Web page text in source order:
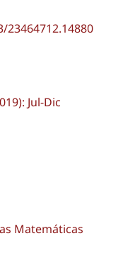
Jul-Dic
Matemáticas